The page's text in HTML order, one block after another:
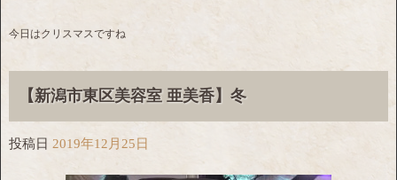
今日はクリスマスですね
【新潟市東区美容室 亜美香】冬
投稿日 2019年12月25日